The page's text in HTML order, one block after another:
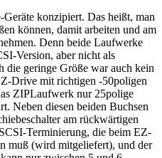
konzipiert. Das heißt, man
können, damit arbeiten und am
Denn beide Laufwerke
Version, aber nicht als
geringe Größe war auch kein
Drive mit richtigen -50poligen
ZIPLaufwerk nur 25polige
Neben diesen beiden Buchsen
am rückwärtigen
Terminierung, die beim EZ-
muß (wird mitgeliefert), und der